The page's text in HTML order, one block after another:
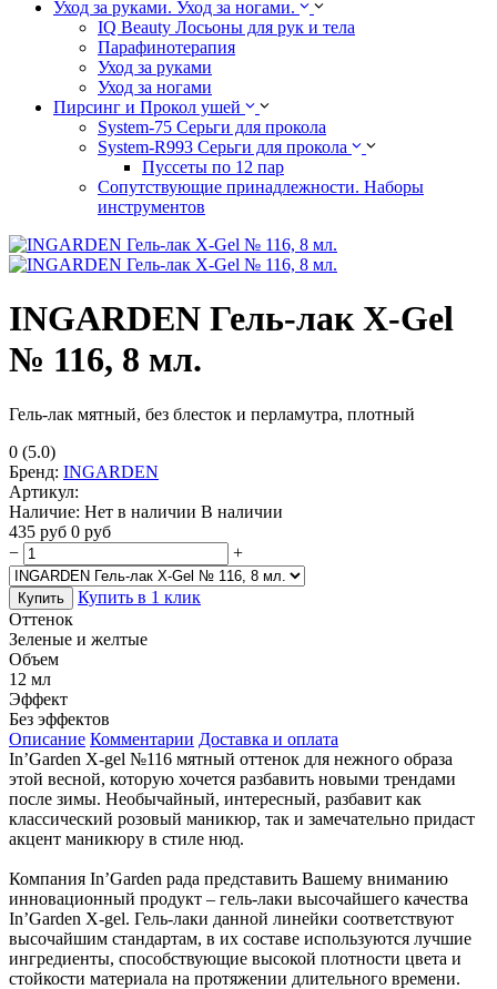
Уход за руками. Уход за ногами.
IQ Beauty Лосьоны для рук и тела
Парафинотерапия
Уход за руками
Уход за ногами
Пирсинг и Прокол ушей
System-75 Серьги для прокола
System-R993 Серьги для прокола
Пуссеты по 12 пар
Cопутствующие принадлежности. Наборы
инструментов
INGARDEN Гель-лак X-Gel
№ 116, 8 мл.
Гель-лак мятный, без блесток и перламутра, плотный
0 (5.0)
Бренд: INGARDEN
Артикул:
Наличие: Нет в наличии В наличии
435 руб 0 руб
−
+
Купить
Купить в 1 клик
Оттенок
Зеленые и желтые
Объем
12 мл
Эффект
Без эффектов
Описание Комментарии Доставка и оплата
In’Garden X-gel №116 мятный оттенок для нежного образа
этой весной, которую хочется разбавить новыми трендами
после зимы. Необычайный, интересный, разбавит как
классический розовый маникюр, так и замечательно придаст
акцент маникюру в стиле нюд.
Компания In’Garden рада представить Вашему вниманию
инновационный продукт – гель-лаки высочайшего качества
In’Garden X-gel. Гель-лаки данной линейки соответствуют
высочайшим стандартам, в их составе используются лучшие
ингредиенты, способствующие высокой плотности цвета и
стойкости материала на протяжении длительного времени.